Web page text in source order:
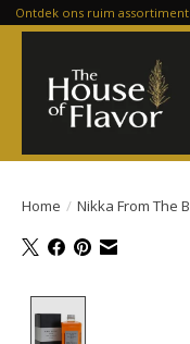
Ontdek ons ruim
Home / Nikka From The